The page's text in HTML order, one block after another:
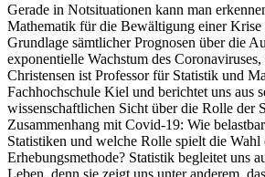
Gerade in Notsituationen kann man
Mathematik für die Bewältigung einer Krise
Grundlage sämtlicher Prognosen über die
exponentielle Wachstum des
Christensen ist Professor für Statistik und
Fachhochschule Kiel und berichtet uns aus
wissenschaftlichen Sicht über die Rolle der
Zusammenhang mit Covid-19: Wie
Statistiken und welche Rolle spielt die Wahl
Erhebungsmethode? Statistik begleitet uns
Leben, denn sie zeigt uns unter anderem,